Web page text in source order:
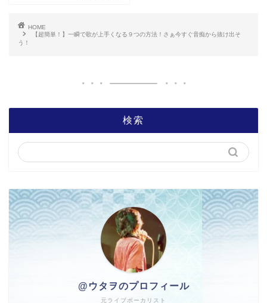
HOME
【超簡単！】一瞬で歌が上手くなる９つの方法！さぁ今すぐ音痴から抜け出そ
う！
検索
元ライブボーカリスト
@ウタヲのプロフィール